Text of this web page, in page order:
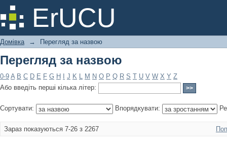
ErUCU
Перегляд за назвою
Домівка → Перегляд за назвою
Перегляд за назвою
0-9 A B C D E F G H J K L M N O P Q R S T U V W X Y Z
Або введіть перші кілька літер:
Сортувати: Впорядкувати:
Зараз показуються 7-26 з 2267